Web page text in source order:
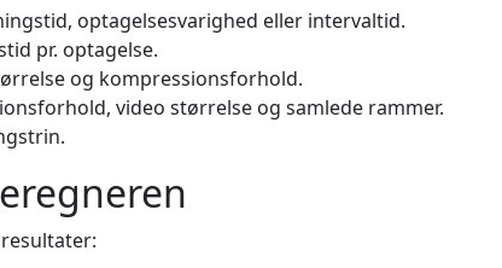
optagelsesvarighed eller intervaltid.
pr. optagelse.
og kompressionsforhold.
video størrelse og samlede rammer.